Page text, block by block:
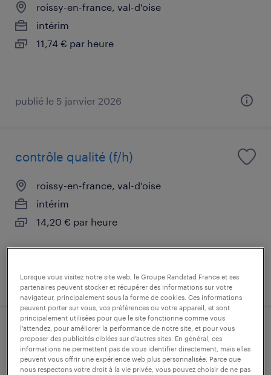
roissy-en-france, val-d'oise
intérim
11,74 € par heure
publié le 5 janvier 2026
contrôle qualité (f/h)
roissy-en-france, val-d'oise
intérim
14,20 € par heure
publié le 4 août 2026
assistant logistique (f/h)
roissy-en-france, val-d'oise
Lorsque vous visitez notre site web, le Groupe Randstad France et ses
partenaires peuvent stocker et récupérer des informations sur votre
navigateur, principalement sous la forme de cookies. Ces informations
peuvent porter sur vous, vos préférences ou votre appareil, et sont
principalement utilisées pour que le site fonctionne comme vous
l’attendez, pour améliorer la performance de notre site, et pour vous
proposer des publicités ciblées sur d’autres sites. En général, ces
informations ne permettent pas de vous identifier directement, mais elles
peuvent vous offrir une expérience web plus personnalisée. Parce que
nous respectons votre droit à la vie privée, vous pouvez choisir de ne pas